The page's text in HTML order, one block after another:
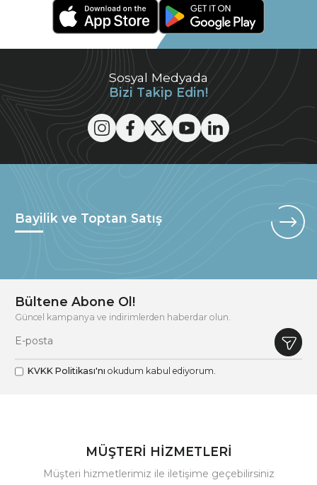
Sosyal Medyada
Bizi Takip Edin!
Bayilik ve Toptan Satış
Bültene Abone Ol!
Güncel kampanya ve indirimlerden haberdar olun.
KVKK Politikası'nı okudum kabul ediyorum.
MÜŞTERİ HİZMETLERİ
Müşteri hizmetlerimiz ile iletişime geçebilirsiniz